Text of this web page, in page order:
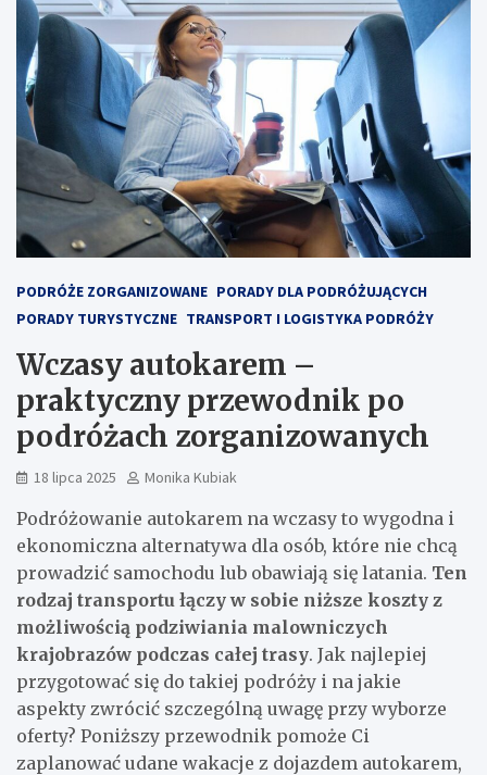
PODRÓŻE ZORGANIZOWANE PORADY DLA PODRÓŻUJĄCYCH
PORADY TURYSTYCZNE TRANSPORT I LOGISTYKA PODRÓŻY
Wczasy autokarem –
praktyczny przewodnik po
podróżach zorganizowanych
18 lipca 2025 Monika Kubiak
Podróżowanie autokarem na wczasy to wygodna i
ekonomiczna alternatywa dla osób, które nie chcą
prowadzić samochodu lub obawiają się latania. Ten
rodzaj transportu łączy w sobie niższe koszty z
możliwością podziwiania malowniczych
krajobrazów podczas całej trasy. Jak najlepiej
przygotować się do takiej podróży i na jakie
aspekty zwrócić szczególną uwagę przy wyborze
oferty? Poniższy przewodnik pomoże Ci
zaplanować udane wakacje z dojazdem autokarem,